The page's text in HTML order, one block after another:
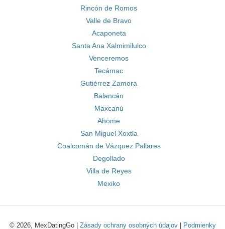
Rincón de Romos
Valle de Bravo
Acaponeta
Santa Ana Xalmimilulco
Venceremos
Tecámac
Gutiérrez Zamora
Balancán
Maxcanú
Ahome
San Miguel Xoxtla
Coalcomán de Vázquez Pallares
Degollado
Villa de Reyes
Mexiko
© 2026, MexDatingGo | Zásady ochrany osobných údajov| Podmienky